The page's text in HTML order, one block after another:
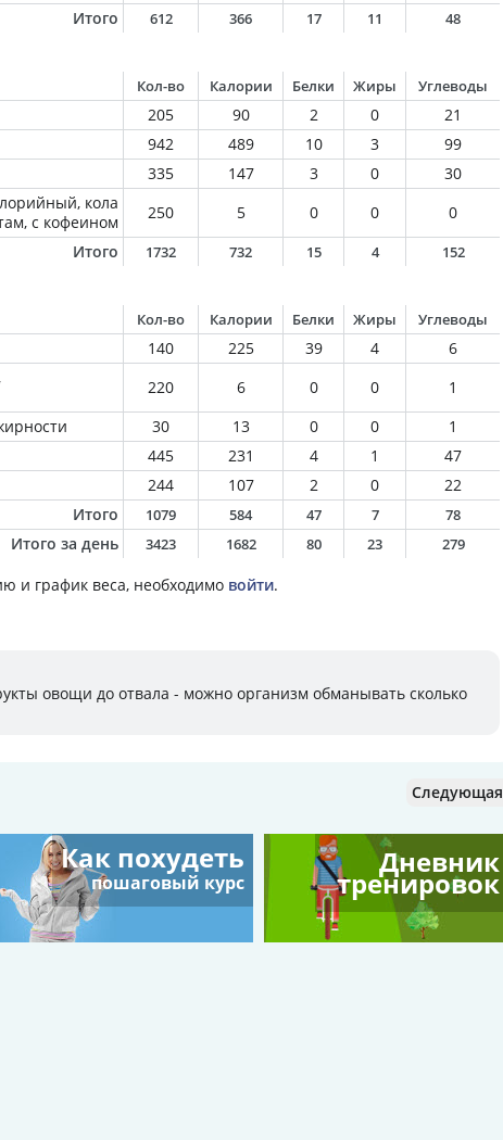
Итого
612 366 17 11 48
Кол-во Калории Белки Жиры Углеводы
205 90 2 0
21
942 489 10 3
99
335 147 3 0
30
кола
с кофеином
250 5 0 0
0
Итого
1732 732 15 4 152
Кол-во Калории Белки Жиры Углеводы
140 225 39 4
6
220 6 0 0
1
30 13 0 0
1
445 231 4 1
47
244 107 2 0
22
Итого
1079 584 47 7 78
Итого за день 3423 1682 80 23 279
и график веса, необходимо войти.
овощи до отвала - можно организм обманывать сколько
Следующая
Как похудеть
пошаговый курс
Дневник
тренировок